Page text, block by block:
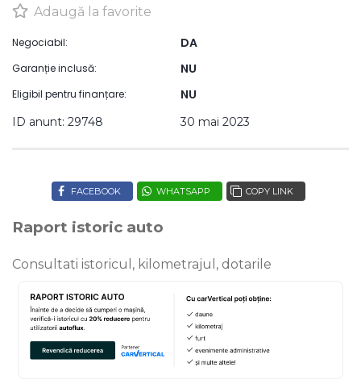
Adaugă la favorite
Negociabil: DA
Garanție inclusă: NU
Eligibil pentru finanțare: NU
ID anunt: 29748 30 mai 2023
FACEBOOK WHATSAPP COPY LINK
Raport istoric auto
Consultati istoricul, kilometrajul, dotarile